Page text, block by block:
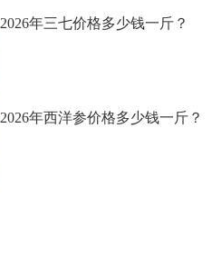
2026年三七价格多少钱一斤？
2026年西洋参价格多少钱一斤？